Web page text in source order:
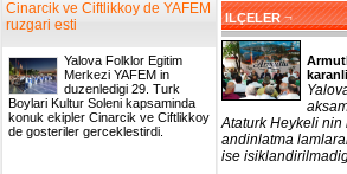
Cinarcik ve Ciftlikkoy de YAFEM
ruzgari esti
Yalova Folklor Egitim
Merkezi YAFEM in
duzenledigi 29. Turk
Boylari Kultur Soleni kapsaminda
konuk ekipler Cinarcik ve Ciftlikkoy
de gosteriler gerceklestirdi.
ILÇELER ¬
Ataturk Heykeli
andinlatma
ise